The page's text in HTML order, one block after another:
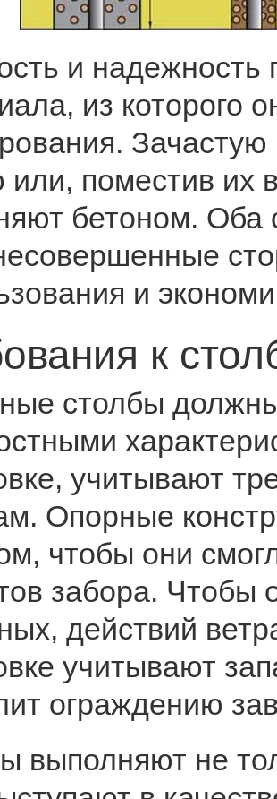
и надежность
из которого
поместив их
бетоном. Оба
и
к
столбы
учитывают
Опорные
чтобы они
забора. Чтобы
действий
учитывают
ограждению
выполняют не